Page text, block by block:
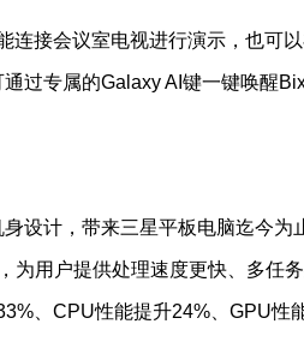
连接会议室电视进行演示，也可
过专属的Galaxy AI键一键唤醒
设计，带来三星平板电脑迄今为
为用户提供处理速度更快、多任
、CPU性能提升24%、GPU性